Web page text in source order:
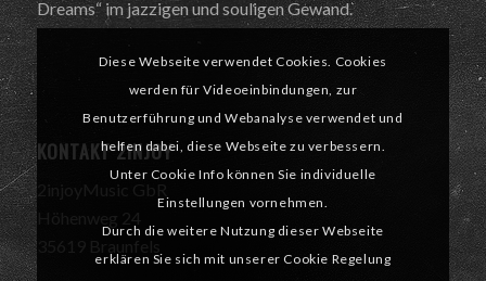
Dreams“ im jazzigen und souligen Gewand.
KONTAKT 2INJOY
2injoyMusic GbR
35619 Braunfels
Diese Webseite verwendet Cookies. Cookies
werden für Videoeinbindungen, zur
Benutzerführung und Webanalyse verwendet und
helfen dabei, diese Webseite zu verbessern.
Unter Cookie Info können Sie individuelle
Einstellungen vornehmen.
Durch die weitere Nutzung dieser Webseite
erklären Sie sich mit unserer Cookie Regelung